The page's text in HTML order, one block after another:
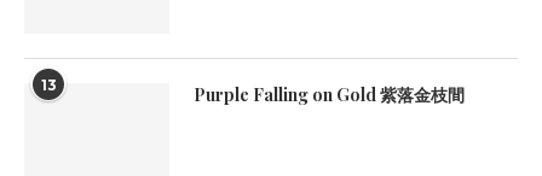
13 Purple Falling on Gold 紫落金枝間